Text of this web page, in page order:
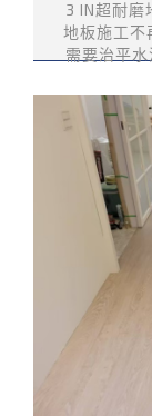
3 IN超耐磨
地板施工不
需要治平